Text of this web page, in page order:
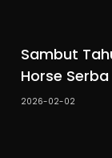
Sambut
Horse
2026-02-02